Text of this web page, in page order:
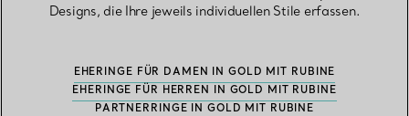
Designs, die Ihre jeweils individuellen Stile erfassen.
EHERINGE FÜR DAMEN IN GOLD MIT RUBINE
EHERINGE FÜR HERREN IN GOLD MIT RUBINE
PARTNERRINGE IN GOLD MIT RUBINE